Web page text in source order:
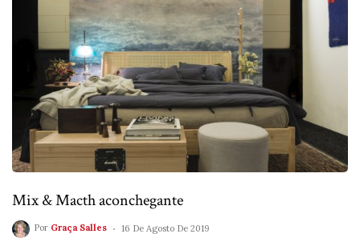
Mix & Macth aconchegante
Por Graça Salles 16 De Agosto De 2019